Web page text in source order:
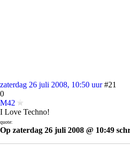
zaterdag 26 juli 2008, 10:50 uur #21
0
M42
I Love Techno!
quote:
Op zaterdag 26 juli 2008 @ 10:49